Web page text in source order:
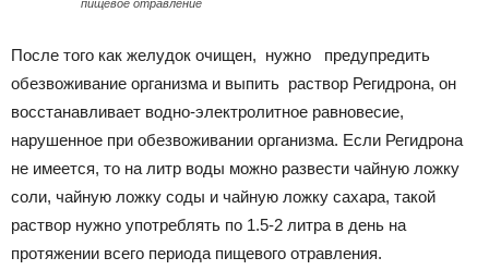
пищевое отравление
После того как желудок очищен, нужно предупредить
обезвоживание организма и выпить раствор Регидрона, он
восстанавливает водно-электролитное равновесие,
нарушенное при обезвоживании организма. Если Регидрона
не имеется, то на литр воды можно развести чайную ложку
соли, чайную ложку соды и чайную ложку сахара, такой
раствор нужно употреблять по 1.5-2 литра в день на
протяжении всего периода пищевого отравления.